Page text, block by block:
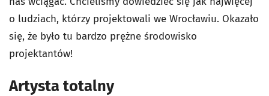
o ludziach, którzy projektowali we Wrocławiu. Okazało
się, że było tu bardzo prężne środowisko
projektantów!
Artysta totalny